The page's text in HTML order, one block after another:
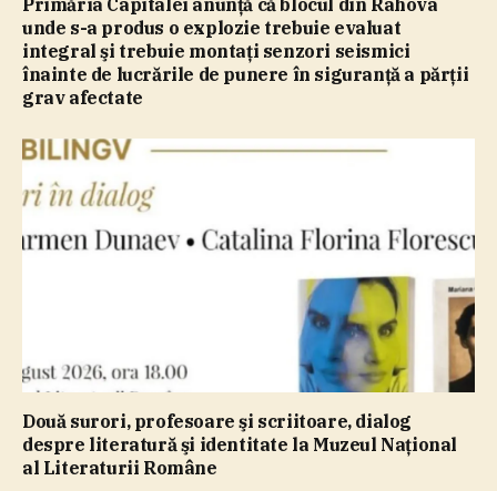
unde s-a produs o explozie trebuie evaluat
integral şi trebuie montaţi senzori seismici
înainte de lucrările de punere în siguranţă a părţii
grav afectate
Două surori, profesoare şi scriitoare, dialog
despre literatură şi identitate la Muzeul Naţional
al Literaturii Române